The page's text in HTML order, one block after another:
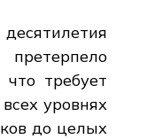
требует
уровнях
до целых